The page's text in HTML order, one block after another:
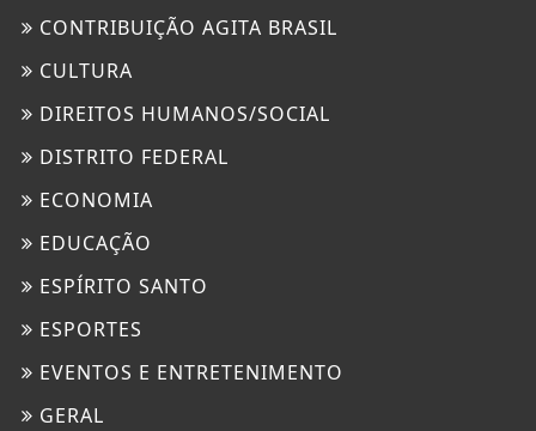
CONTRIBUIÇÃO AGITA BRASIL
CULTURA
DIREITOS HUMANOS/SOCIAL
DISTRITO FEDERAL
ECONOMIA
EDUCAÇÃO
ESPÍRITO SANTO
ESPORTES
EVENTOS E ENTRETENIMENTO
GERAL